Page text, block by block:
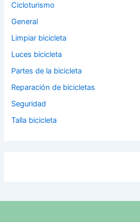
Cicloturismo
General
Limpiar bicicleta
Luces bicicleta
Partes de la bicicleta
Reparación de bicicletas
Seguridad
Talla bicicleta